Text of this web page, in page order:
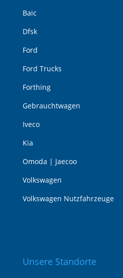
Baic
Dfsk
Ford
Ford Trucks
Forthing
Gebrauchtwagen
Iveco
Kia
Omoda | Jaecoo
Volkswagen
Volkswagen Nutzfahrzeuge
Unsere Standorte